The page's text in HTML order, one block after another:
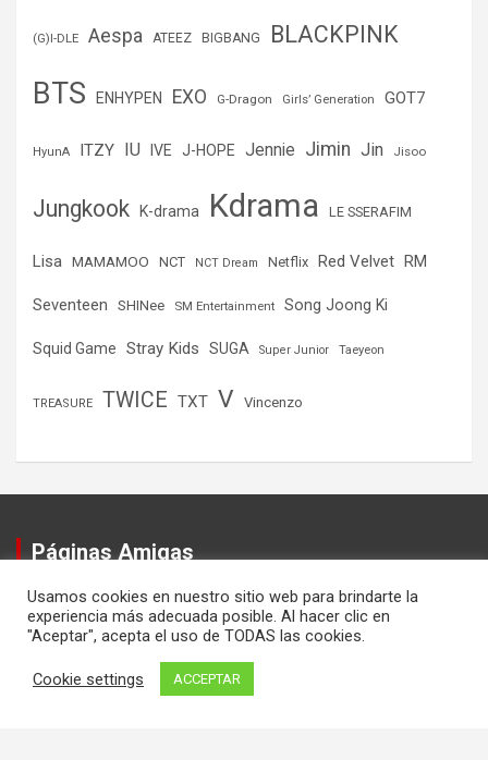
(G)I-DLE Aespa ATEEZ BIGBANG BLACKPINK
BTS ENHYPEN EXO G-Dragon Girls’ Generation GOT7
HyunA ITZY IU IVE J-HOPE Jennie Jimin Jin Jisoo
Jungkook K-drama Kdrama LE SSERAFIM
Lisa MAMAMOO NCT NCT Dream Netflix Red Velvet RM
Seventeen SHINee SM Entertainment Song Joong Ki
Squid Game Stray Kids SUGA Super Junior Taeyeon
TREASURE TWICE TXT V Vincenzo
Páginas Amigas
Mundo Streaming
Mundo Viajes
Usamos cookies en nuestro sitio web para brindarte la
experiencia más adecuada posible. Al hacer clic en
"Aceptar", acepta el uso de TODAS las cookies.
Cookie settings ACCEPTAR